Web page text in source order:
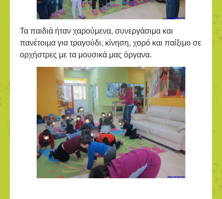
Τα παιδιά ήταν χαρούμενα, συνεργάσιμα και
πανέτοιμα για τραγούδι, κίνηση, χορό και παίξιμο σε
ορχήστρες με τα μουσικά μας όργανα.